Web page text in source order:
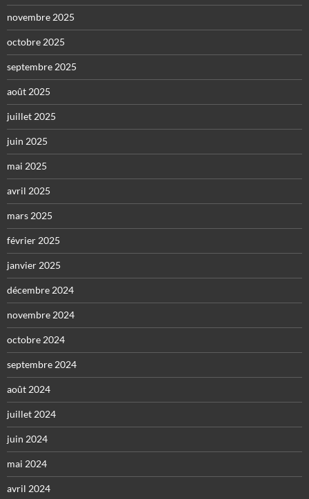
novembre 2025
octobre 2025
septembre 2025
août 2025
juillet 2025
juin 2025
mai 2025
avril 2025
mars 2025
février 2025
janvier 2025
décembre 2024
novembre 2024
octobre 2024
septembre 2024
août 2024
juillet 2024
juin 2024
mai 2024
avril 2024